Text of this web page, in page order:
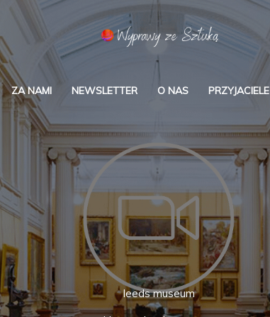
ZA NAMI NEWSLETTER O NAS PRZYJACIELE
leeds museum